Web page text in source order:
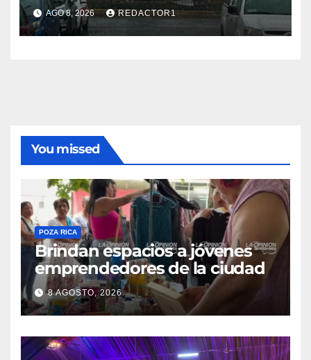
AGO 8, 2026 REDACTOR1
You missed
POZA RICA
Brindan espacios a jóvenes
emprendedores de la ciudad
8 AGOSTO, 2026